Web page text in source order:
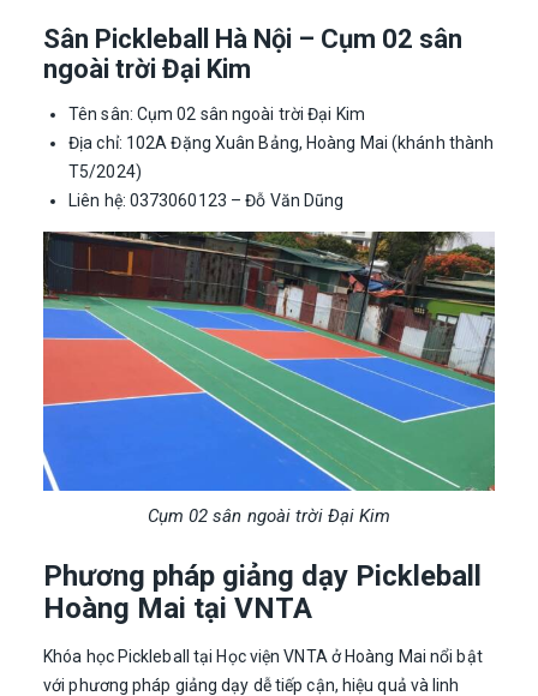
Sân Pickleball Hà Nội – Cụm 02 sân
ngoài trời Đại Kim
Tên sân: Cụm 02 sân ngoài trời Đại Kim
Địa chỉ: 102A Đặng Xuân Bảng, Hoàng Mai (khánh thành
T5/2024)
Liên hệ: 0373060123 – Đỗ Văn Dũng
Cụm 02 sân ngoài trời Đại Kim
Phương pháp giảng dạy Pickleball
Hoàng Mai tại VNTA
Khóa học Pickleball tại Học viện VNTA ở Hoàng Mai nổi bật
với phương pháp giảng dạy dễ tiếp cận, hiệu quả và linh